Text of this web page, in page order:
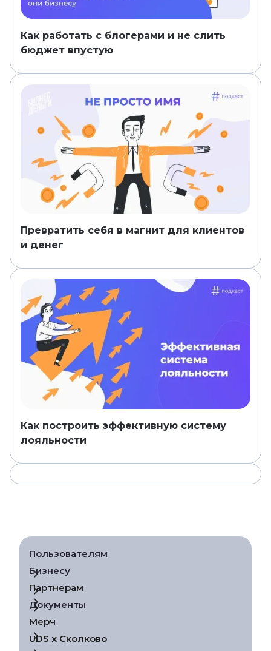
Как работать с блогерами и не слить
бюджет впустую
Превратить себя в магнит для клиентов
и денег
Как построить эффективную систему
лояльности
Пользователям
Бизнесу
Партнерам
Документы
Мерч
UDS х Сколково